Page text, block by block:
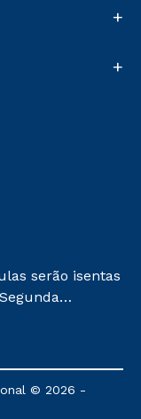
+
+
serão isentas
será de R$
Ensino
e Metodologia
© 2026 -